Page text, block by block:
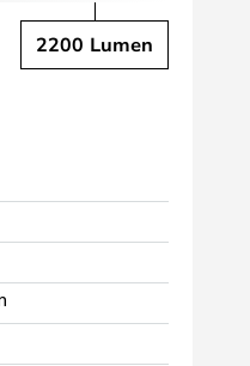
2200 Lumen